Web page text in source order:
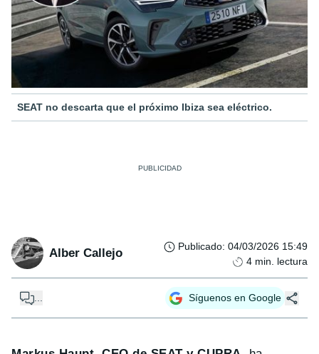
SEAT no descarta que el próximo Ibiza sea eléctrico.
Alber Callejo Publicado: 04/03/2026 15:49
4 min. lectura
... Síguenos en Google